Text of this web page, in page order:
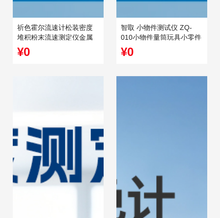
祈色霍尔流速计松装密度
堆积粉末流速测定仪金属
粉末流动性测定仪
¥0
智取 小物件测试仪 ZQ-
010小物件量筒玩具小零件
测试筒小部件量筒
¥0